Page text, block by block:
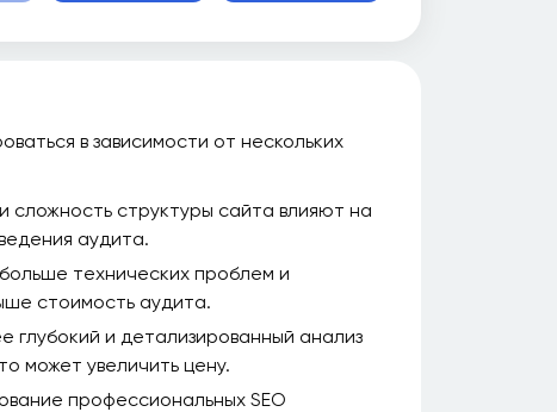
в зависимости от нескольких
сложность структуры сайта влияют на
аудита.
технических проблем и
стоимость аудита.
глубокий и детализированный анализ
может увеличить цену.
профессиональных SEO